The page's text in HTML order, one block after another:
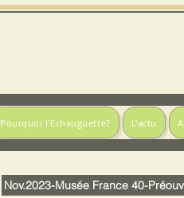
Pourquoi l'Echauguette? L'actu
Nov.2023-Musée France 40-